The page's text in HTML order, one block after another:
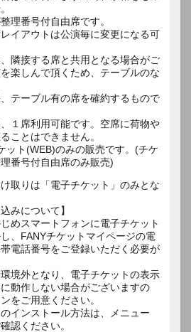
理番号付自由席です。
イアウトは公演毎に変更になる可
隣接する席と共用となる場合がご
楽しんで頂くため、テーブルのな
テーブル有の席を確約するもので
１席利用可能です。空席に荷物や
ことはできません。
ット(WEB)のみの販売です。(チケ
番号付自由席のみ販売)
取りは「電子チケット」のみとな
みについて】
めスマートフォンに電子チケット
、FANYチケットマイページの電
電話番号をご登録いただく必要が
境外となり、電子チケットの表示
動作しない場合がございますの
をご用意ください。
インストール方法は、メニュー
認ください。